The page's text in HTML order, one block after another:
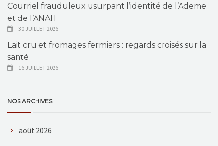
Courriel frauduleux usurpant l’identité de l’Ademe
et de l’ANAH
30 JUILLET 2026
Lait cru et fromages fermiers : regards croisés sur la
santé
16 JUILLET 2026
NOS ARCHIVES
août 2026